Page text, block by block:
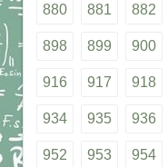
880 881 882
898 899 900
916 917 918
934 935 936
952 953 954